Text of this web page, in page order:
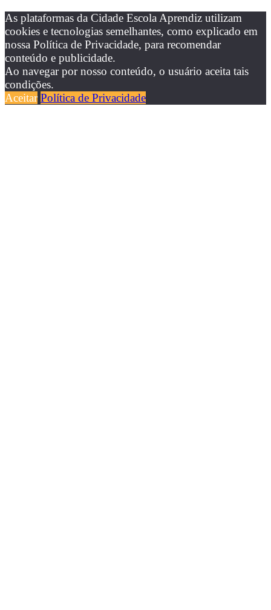
As plataformas da Cidade Escola Aprendiz utilizam
cookies e tecnologias semelhantes, como explicado em
nossa Política de Privacidade, para recomendar
conteúdo e publicidade.
Ao navegar por nosso conteúdo, o usuário aceita tais
condições.
Aceitar Política de Privacidade